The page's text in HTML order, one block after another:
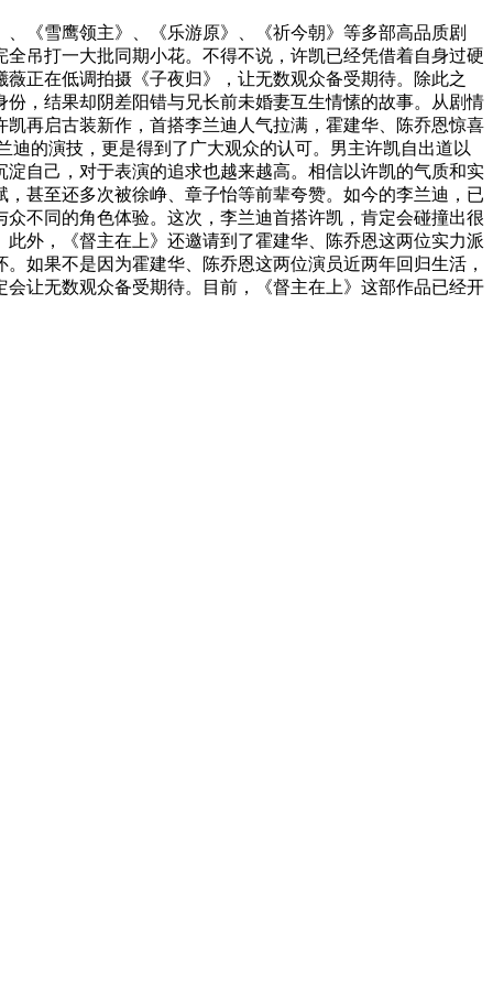
《雪鹰领主》、《乐游原》、《祈今朝》等多部高品质剧
吊打一大批同期小花。不得不说，许凯已经凭借着自身过硬
正在低调拍摄《子夜归》，让无数观众备受期待。除此之
，结果却阴差阳错与兄长前未婚妻互生情愫的故事。从剧情
再启古装新作，首搭李兰迪人气拉满，霍建华、陈乔恩惊喜
的演技，更是得到了广大观众的认可。男主许凯自出道以
自己，对于表演的追求也越来越高。相信以许凯的气质和实
甚至还多次被徐峥、章子怡等前辈夸赞。如今的李兰迪，已
不同的角色体验。这次，李兰迪首搭许凯，肯定会碰撞出很
外，《督主在上》还邀请到了霍建华、陈乔恩这两位实力派
如果不是因为霍建华、陈乔恩这两位演员近两年回归生活，
让无数观众备受期待。目前，《督主在上》这部作品已经开